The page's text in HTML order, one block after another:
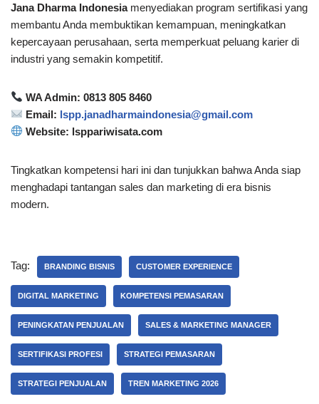
Jana Dharma Indonesiamenyediakan program sertifikasi yang
membantu Anda membuktikan kemampuan, meningkatkan
kepercayaan perusahaan, serta memperkuat peluang karier di
industri yang semakin kompetitif.
WA Admin: 0813 805 8460
Email: lspp.janadharmaindonesia@gmail.com
Website: lsppariwisata.com
Tingkatkan kompetensi hari ini dan tunjukkan bahwa Anda siap
menghadapi tantangan sales dan marketing di era bisnis
modern.
Tag: BRANDING BISNIS CUSTOMER EXPERIENCE
DIGITAL MARKETING KOMPETENSI PEMASARAN
PENINGKATAN PENJUALAN SALES & MARKETING MANAGER
SERTIFIKASI PROFESI STRATEGI PEMASARAN
STRATEGI PENJUALAN TREN MARKETING 2026